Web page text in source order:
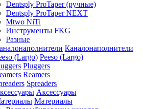
Dentsply ProTaper (ручные)
Dentsply ProTaper NEXT
Mtwo NiTi
Инструменты FKG
Разные
Каналонаполнители
Peeso (Largo)
Pluggers
Reamers
Spreaders
Аксессуары
Материалы